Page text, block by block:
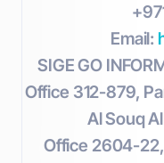
Email:
SIGE GO
Office 312-879,
Al Souq
Office 2604-